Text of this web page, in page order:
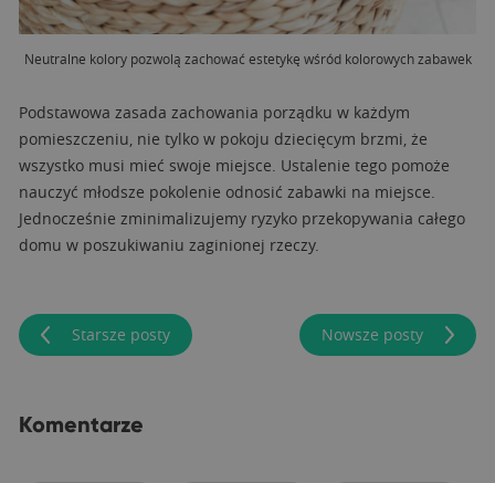
Neutralne kolory pozwolą zachować estetykę wśród kolorowych zabawek
Podstawowa zasada zachowania porządku w każdym
pomieszczeniu, nie tylko w pokoju dziecięcym brzmi, że
wszystko musi mieć swoje miejsce. Ustalenie tego pomoże
nauczyć młodsze pokolenie odnosić zabawki na miejsce.
Jednocześnie zminimalizujemy ryzyko przekopywania całego
domu w poszukiwaniu zaginionej rzeczy.
Starsze posty Nowsze posty
Komentarze